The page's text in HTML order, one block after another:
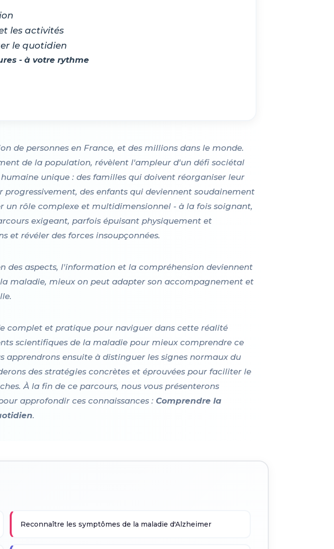
les activités
le quotidien
- à votre rythme
de personnes en France, et des millions dans le monde.
de la population, révèlent l'ampleur d'un défi sociétal
unique : des familles qui doivent réorganiser leur
des enfants qui deviennent soudainement
un rôle complexe et multidimensionnel - à la fois soignant,
exigeant, parfois épuisant physiquement et
et révéler des forces insoupçonnées.
des aspects, l'information et la compréhension deviennent
maladie, mieux on peut adapter son accompagnement et
complet et pratique pour naviguer dans cette réalité
scientifiques de la maladie pour mieux comprendre ce
apprendrons ensuite à distinguer les signes normaux du
des stratégies concrètes et éprouvées pour faciliter le
À la fin de ce parcours, nous vous présenterons
approfondir ces connaissances : Comprendre la
.
Reconnaître les symptômes de la maladie d'Alzheimer